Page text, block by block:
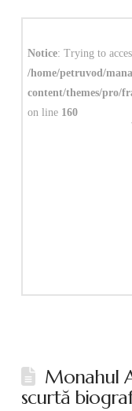
Notice: Trying to
/home/petruvod/
content/themes/pro/
on line 160
Monahul
scurtă